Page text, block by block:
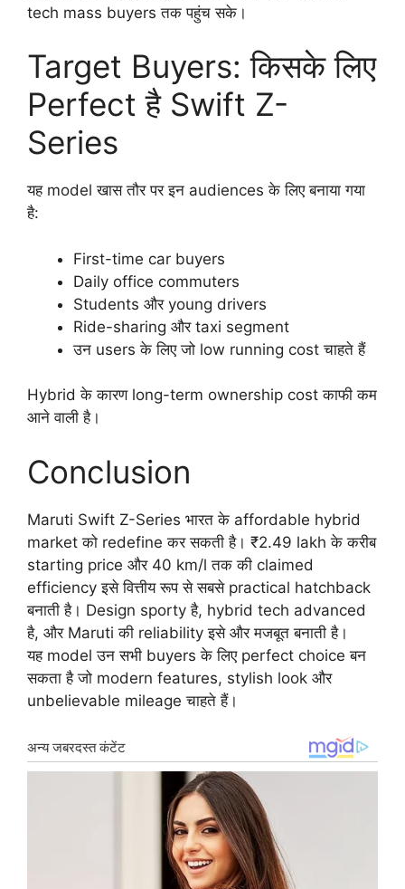
tech mass buyers तक पहुंच सके।
Target Buyers: किसके लिए
Perfect है Swift Z-
Series
यह model खास तौर पर इन audiences के लिए बनाया गया
है:
First-time car buyers
Daily office commuters
Students और young drivers
Ride-sharing और taxi segment
उन users के लिए जो low running cost चाहते हैं
Hybrid के कारण long-term ownership cost काफी कम
आने वाली है।
Conclusion
Maruti Swift Z-Series भारत के affordable hybrid
market को redefine कर सकती है। ₹2.49 lakh के करीब
starting price और 40 km/l तक की claimed
efficiency इसे वित्तीय रूप से सबसे practical hatchback
बनाती है। Design sporty है, hybrid tech advanced
है, और Maruti की reliability इसे और मजबूत बनाती है।
यह model उन सभी buyers के लिए perfect choice बन
सकता है जो modern features, stylish look और
unbelievable mileage चाहते हैं।